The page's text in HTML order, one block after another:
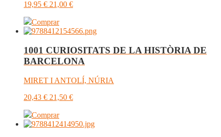
19,95 € 21,00 €
Comprar
1001 CURIOSITATS DE LA HISTÒRIA DE
BARCELONA
MIRET I ANTOLÍ, NÚRIA
20,43 € 21,50 €
Comprar